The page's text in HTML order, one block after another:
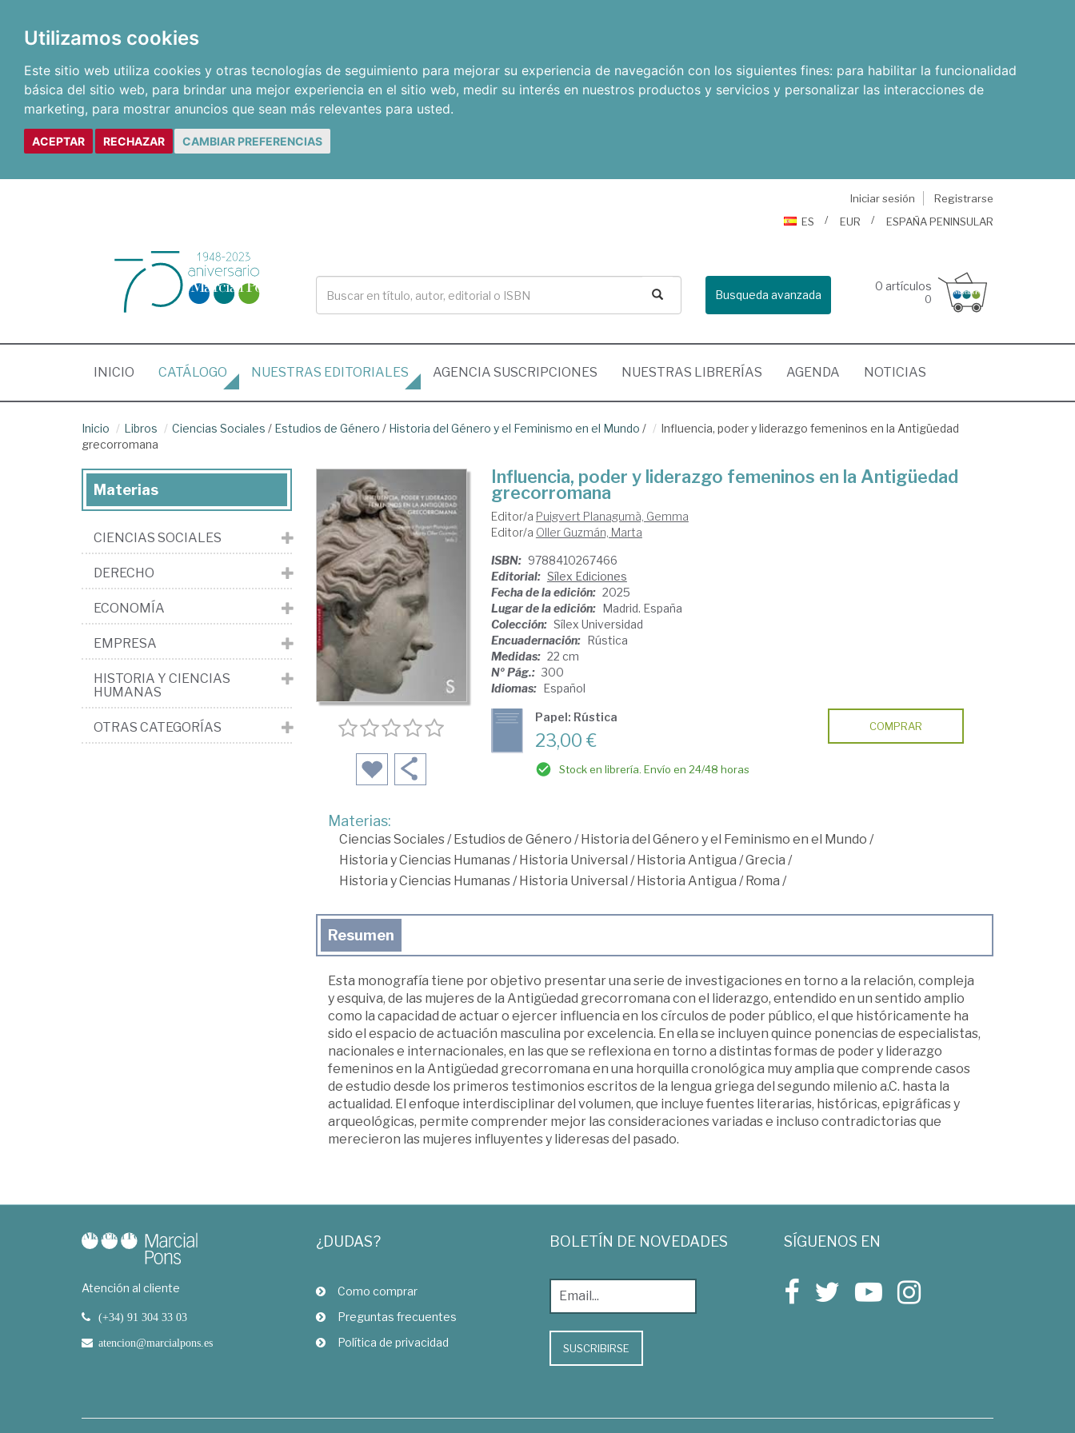
Utilizamos cookies
Este sitio web utiliza cookies y otras tecnologías de seguimiento para mejorar su experiencia de navegación con los siguientes fines: para habilitar la funcionalidad
básica del sitio web, para brindar una mejor experiencia en el sitio web, medir su interés en nuestros productos y servicios y personalizar las interacciones de
marketing, para mostrar anuncios que sean más relevantes para usted.
ACEPTAR RECHAZAR CAMBIAR PREFERENCIAS
Iniciar sesión
Registrarse
ES
EUR ESPAÑA PENINSULAR
Busqueda avanzada
0 artículos
0
INICIO (CURRENT)
CATÁLOGO NUESTRAS EDITORIALES AGENCIA SUSCRIPCIONES NUESTRAS LIBRERÍAS AGENDA NOTICIAS
Inicio Libros Ciencias Sociales / Estudios de Género / Historia del Género y el Feminismo en el Mundo /
Influencia, poder y liderazgo femeninos en la Antigüedad
grecorromana
Influencia, poder y liderazgo femeninos en la Antigüedad
grecorromana
Editor/a Puigvert Planagumà, Gemma
Editor/a Oller Guzmán, Marta
ISBN: 9788410267466
Editorial: Sílex Ediciones
Fecha de la edición: 2025
Lugar de la edición: Madrid. España
Colección: Sílex Universidad
Encuadernación: Rústica
Medidas: 22 cm
Nº Pág.: 300
Idiomas: Español
Papel: Rústica
23,00 €
Stock en librería. Envío en 24/48 horas
COMPRAR
Materias:
Ciencias Sociales/Estudios de Género /Historia del Género y el Feminismo en el Mundo /
Historia y Ciencias Humanas/Historia Universal /Historia Antigua /Grecia /
Historia y Ciencias Humanas/Historia Universal /Historia Antigua /Roma /
Resumen
Esta monografía tiene por objetivo presentar una serie de investigaciones en torno a la relación, compleja
y esquiva, de las mujeres de la Antigüedad grecorromana con el liderazgo, entendido en un sentido amplio
como la capacidad de actuar o ejercer influencia en los círculos de poder público, el que históricamente ha
sido el espacio de actuación masculina por excelencia. En ella se incluyen quince ponencias de especialistas,
nacionales e internacionales, en las que se reflexiona en torno a distintas formas de poder y liderazgo
femeninos en la Antigüedad grecorromana en una horquilla cronológica muy amplia que comprende casos
de estudio desde los primeros testimonios escritos de la lengua griega del segundo milenio a.C. hasta la
actualidad. El enfoque interdisciplinar del volumen, que incluye fuentes literarias, históricas, epigráficas y
arqueológicas, permite comprender mejor las consideraciones variadas e incluso contradictorias que
merecieron las mujeres influyentes y lideresas del pasado.
Materias
CIENCIAS SOCIALES
DERECHO
ECONOMÍA
EMPRESA
HISTORIA Y CIENCIAS
HUMANAS
OTRAS CATEGORÍAS
Atención al cliente
(+34) 91 304 33 03
atencion@marcialpons.es
¿DUDAS?
Como comprar
Preguntas frecuentes
Política de privacidad
BOLETÍN DE NOVEDADES
SUSCRIBIRSE
SÍGUENOS EN